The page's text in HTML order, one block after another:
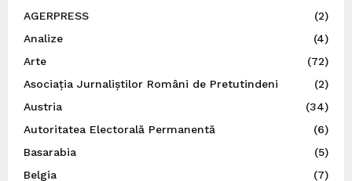
AGERPRESS
(2)
Analize
(4)
Arte
(72)
Asociația Jurnaliștilor Români de Pretutindeni
(2)
Austria
(34)
Autoritatea Electorală Permanentă
(6)
Basarabia
(5)
Belgia
(7)